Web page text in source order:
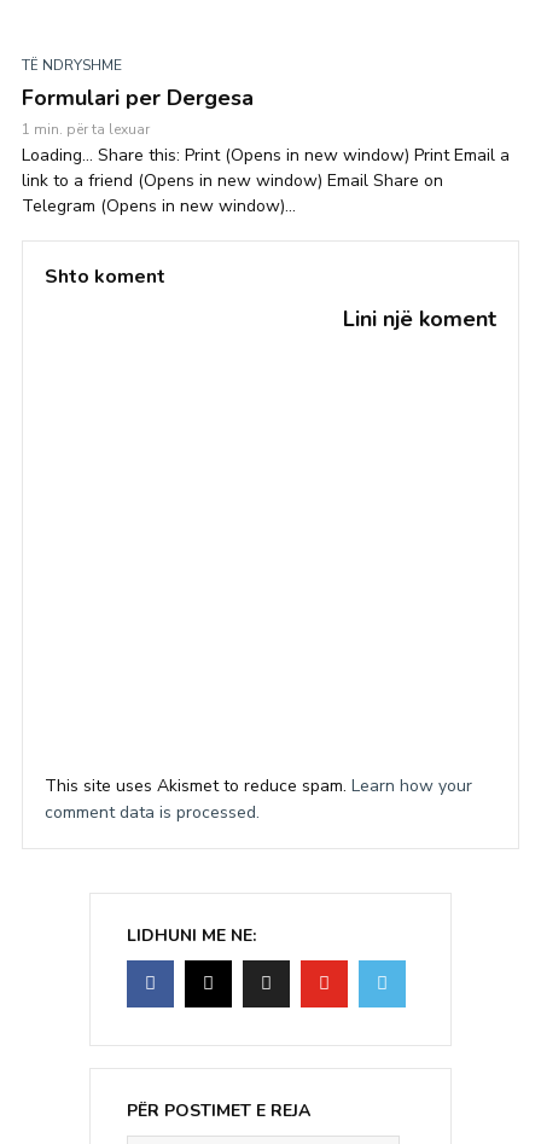
TË NDRYSHME
Formulari per Dergesa
1 min. për ta lexuar
Loading… Share this: Print (Opens in new window) Print Email a
link to a friend (Opens in new window) Email Share on
Telegram (Opens in new window)...
Shto koment
Lini një koment
This site uses Akismet to reduce spam. Learn how your
comment data is processed.
LIDHUNI ME NE:
PËR POSTIMET E REJA